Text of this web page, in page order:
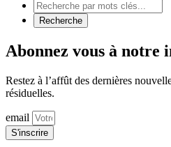
Abonnez vous à notre
Restez à l’affût des dernières
résiduelles.
email
S'inscrire